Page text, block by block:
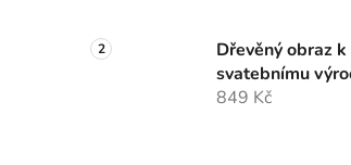
Dřevěný obraz k
svatebnímu
849 Kč